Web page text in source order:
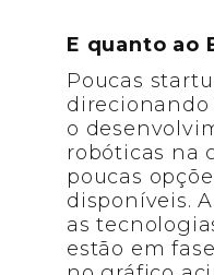
E quanto ao
Poucas
direcionando
o
robóticas na
poucas
disponíveis.
as
estão em